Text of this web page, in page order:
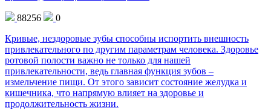
88256
0
Кривые, нездоровые зубы способны испортить внешность
привлекательного по другим параметрам человека. Здоровье
ротовой полости важно не только для нашей
привлекательности, ведь главная функция зубов –
измельчение пищи. От этого зависит состояние желудка и
кишечника, что напрямую влияет на здоровье и
продолжительность жизни.